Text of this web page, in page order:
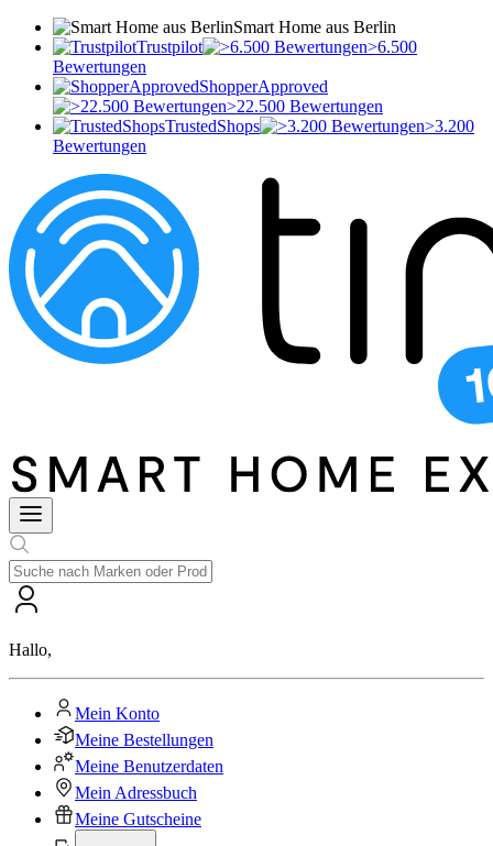
Smart Home aus Berlin
Trustpilot
>6.500
Bewertungen
ShopperApproved
>22.500 Bewertungen
TrustedShops
>3.200
Bewertungen
Hallo,
Mein Konto
Meine Bestellungen
Meine Benutzerdaten
Mein Adressbuch
Meine Gutscheine